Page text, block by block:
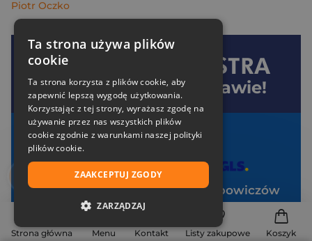
Strona główna Menu Kontakt Listy zakupowe Koszyk
Piotr Oczko
Dołącz do
i oszczędzaj na dostawie!
Twoje korzyści:
Darmowa dostawa od 99 zł z
Specjalne zniżki tylko dla klubowiczów
Pakiet zakładek Art Ladies za 1 zł
Ta strona używa plików
cookie
Ta strona korzysta z plików cookie, aby
zapewnić lepszą wygodę użytkowania.
Korzystając z tej strony, wyrażasz zgodę na
używanie przez nas wszystkich plików
cookie zgodnie z warunkami naszej polityki
plików cookie.
ZAAKCEPTUJ ZGODY
ZARZĄDZAJ
NIEZBĘDNE